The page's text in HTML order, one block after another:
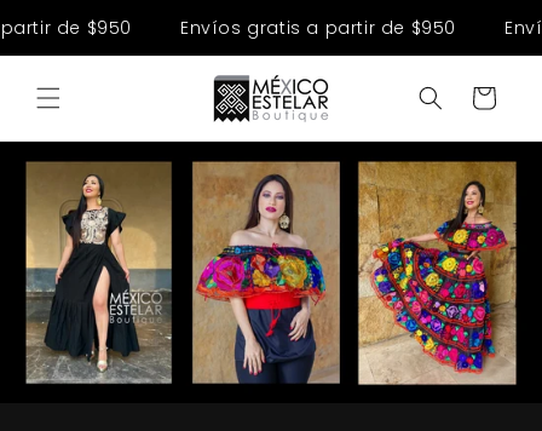
directamente
$950 Envíos gratis a partir de $950 Envíos
Carrito